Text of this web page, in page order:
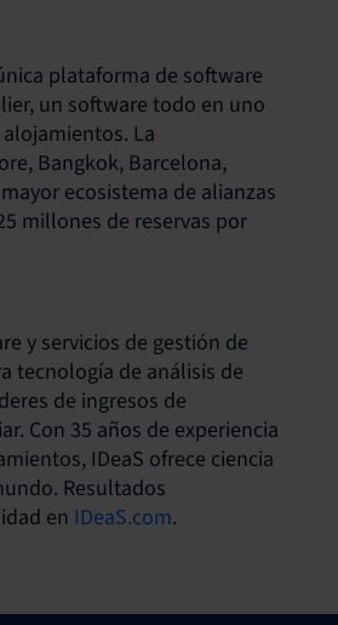
plataforma de software
un software todo en uno
La
Bangkok, Barcelona,
ecosistema de alianzas
millones de reservas por
y servicios de gestión de
tecnología de análisis de
de ingresos de
Con 35 años de experiencia
IDeaS ofrece ciencia
Resultados
en IDeaS.com.